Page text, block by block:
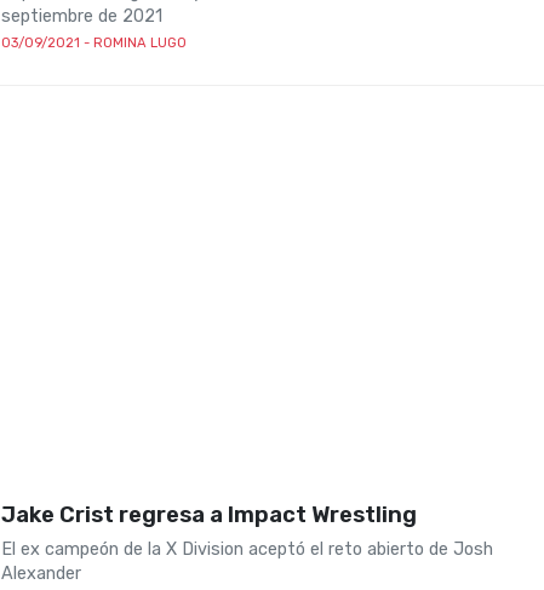
septiembre de 2021
03/09/2021 - ROMINA LUGO
Jake Crist regresa a Impact Wrestling
El ex campeón de la X Division aceptó el reto abierto de Josh
Alexander